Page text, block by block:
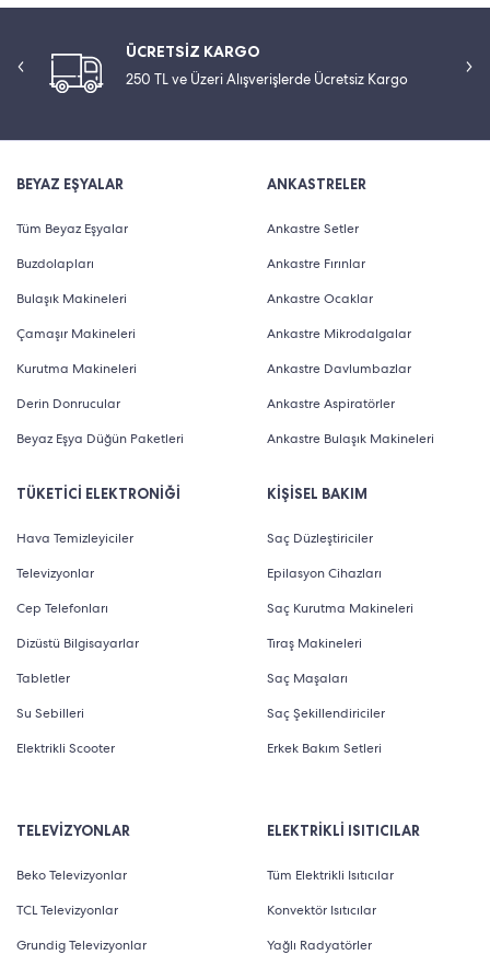
ÜCRETSİZ KARGO
250 TL ve Üzeri Alışverişlerde Ücretsiz Kargo
BEYAZ EŞYALAR
Tüm Beyaz Eşyalar
Buzdolapları
Bulaşık Makineleri
Çamaşır Makineleri
Kurutma Makineleri
Derin Donrucular
Beyaz Eşya Düğün Paketleri
TÜKETİCİ ELEKTRONİĞİ
Hava Temizleyiciler
Televizyonlar
Cep Telefonları
Dizüstü Bilgisayarlar
Tabletler
Su Sebilleri
Elektrikli Scooter
ANKASTRELER
Ankastre Setler
Ankastre Fırınlar
Ankastre Ocaklar
Ankastre Mikrodalgalar
Ankastre Davlumbazlar
Ankastre Aspiratörler
Ankastre Bulaşık Makineleri
KİŞİSEL BAKIM
Saç Düzleştiriciler
Epilasyon Cihazları
Saç Kurutma Makineleri
Tıraş Makineleri
Saç Maşaları
Saç Şekillendiriciler
Erkek Bakım Setleri
TELEVİZYONLAR
Beko Televizyonlar
TCL Televizyonlar
Grundig Televizyonlar
ELEKTRİKLİ ISITICILAR
Tüm Elektrikli Isıtıcılar
Konvektör Isıtıcılar
Yağlı Radyatörler